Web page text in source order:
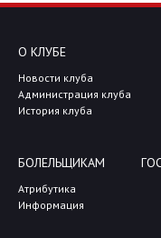
О КЛУБЕ
Новости клуба
Администрация клуба
История клуба
БОЛЕЛЬЩИКАМ
Атрибутика
Информация